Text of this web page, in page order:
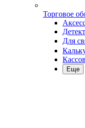
Торговое
Для
Еще